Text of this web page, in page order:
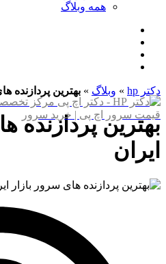
همه وبلاگ
دکتر hp » وبلاگ » بهترین پردازنده
بهترین پردازنده
ایران